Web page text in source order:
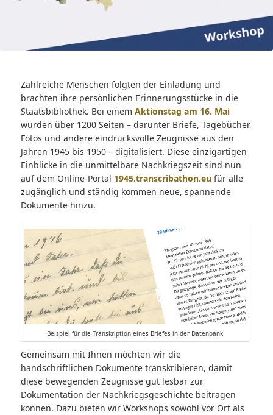
Zahlreiche Menschen folgten der Einladung und
brachten ihre persönlichen Erinnerungsstücke in die
Staatsbibliothek. Bei einem Aktionstag am 16. Mai
wurden über 1200 Seiten – darunter Briefe, Tagebücher,
Fotos und andere eindrucksvolle Zeugnisse aus den
Jahren 1945 bis 1950 – digitalisiert. Diese einzigartigen
Einblicke in die unmittelbare Nachkriegszeit sind nun
auf dem Online-Portal 1945.transcribathon.eufür alle
zugänglich und ständig kommen neue, spannende
Dokumente hinzu.
Beispiel für die Transkription eines Briefes in der Datenbank
Gemeinsam mit Ihnen möchten wir die
handschriftlichen Dokumente transkribieren, damit
diese bewegenden Zeugnisse gut lesbar zur
Dokumentation der Nachkriegsgeschichte beitragen
können. Dazu bieten wir Workshops sowohl vor Ort als